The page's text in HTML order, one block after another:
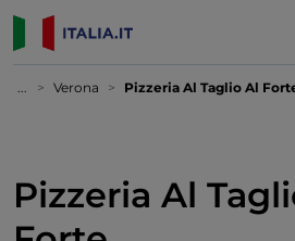
... Verona Pizzeria Al Taglio Al
Pizzeria Al